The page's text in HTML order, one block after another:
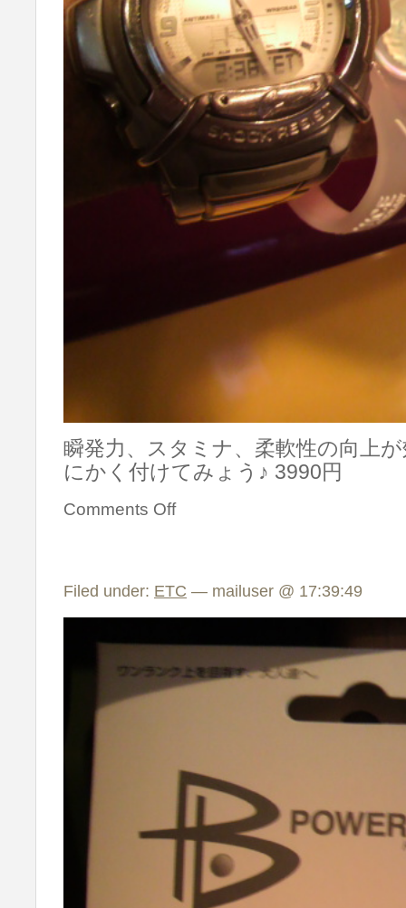
瞬発力、スタミナ、柔軟性の向上
にかく付けてみょう♪ 3990円
Comments Off
Filed under: ETC — mailuser @ 17:39:49